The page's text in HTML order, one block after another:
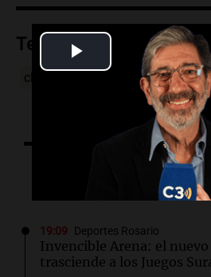
Video
Temas
clima pronóstico
Lo último
19:09 Deportes Rosario
Invencible Arena: el nuevo
trasciende a los Juegos